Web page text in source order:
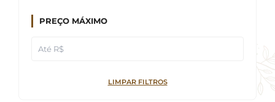
PREÇO MÁXIMO
LIMPAR FILTROS